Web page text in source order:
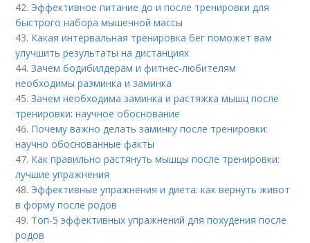
42. Эффективное питание до и после тренировки для
быстрого набора мышечной массы
43. Какая интервальная тренировка бег поможет вам
улучшить результаты на дистанциях
44.Зачем бодибилдерам и фитнес-любителям
необходимы разминка и заминка
45.Зачем необходима заминка и растяжка мышц после
тренировки: научное обоснование
46. Почему важно делать заминку после тренировки:
научно обоснованные факты
47. Как правильно растянуть мышцы после тренировки:
лучшие упражнения
48. Эффективные упражнения и диета: как вернуть живот
в форму после родов
49. Топ-5 эффективных упражнений для похудения после
родов